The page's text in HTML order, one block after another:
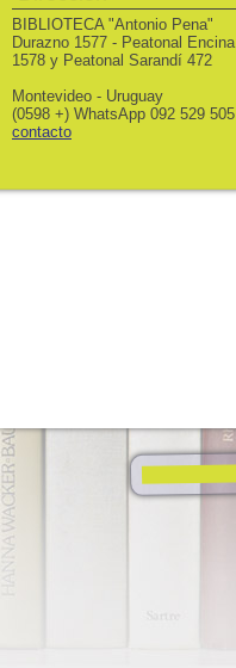
BIBLIOTECA "Antonio Pena"
Durazno 1577 - Peatonal Encina
1578 y Peatonal Sarandí 472
Montevideo - Uruguay
(0598 +) WhatsApp 092 529 505
contacto